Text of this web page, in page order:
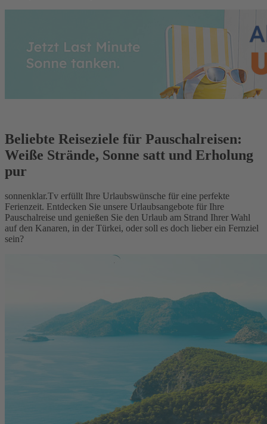
Beliebte Reiseziele für Pauschalreisen:
Weiße Strände, Sonne satt und Erholung
pur
sonnenklar.Tv erfüllt Ihre Urlaubswünsche für eine perfekte
Ferienzeit. Entdecken Sie unsere Urlaubsangebote für Ihre
Pauschalreise und genießen Sie den Urlaub am Strand Ihrer Wahl
auf den Kanaren, in der Türkei, oder soll es doch lieber ein Fernziel
sein?